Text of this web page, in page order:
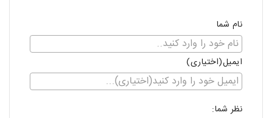
نام شما
ایمیل(اختیاری)
نظر شما: